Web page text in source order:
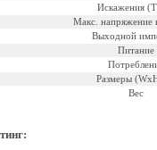
Искажения
Макс. напряжение
Выходной
Питание
Размеры
Вес
: